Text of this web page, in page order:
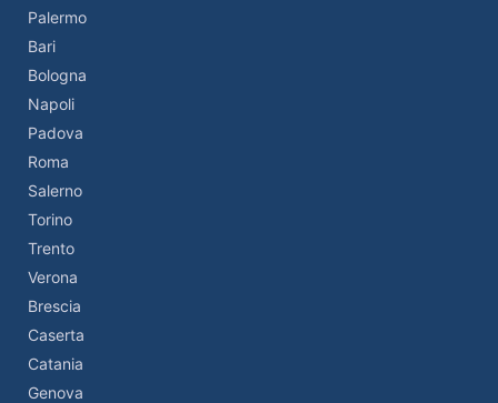
Palermo
Bari
Bologna
Napoli
Padova
Roma
Salerno
Torino
Trento
Verona
Brescia
Caserta
Catania
Genova